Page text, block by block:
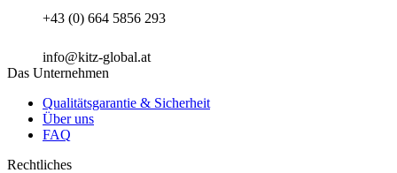
+43 (0) 664 5856 293
info@kitz-global.at
Das Unternehmen
Qualitätsgarantie & Sicherheit
Über uns
FAQ
Rechtliches